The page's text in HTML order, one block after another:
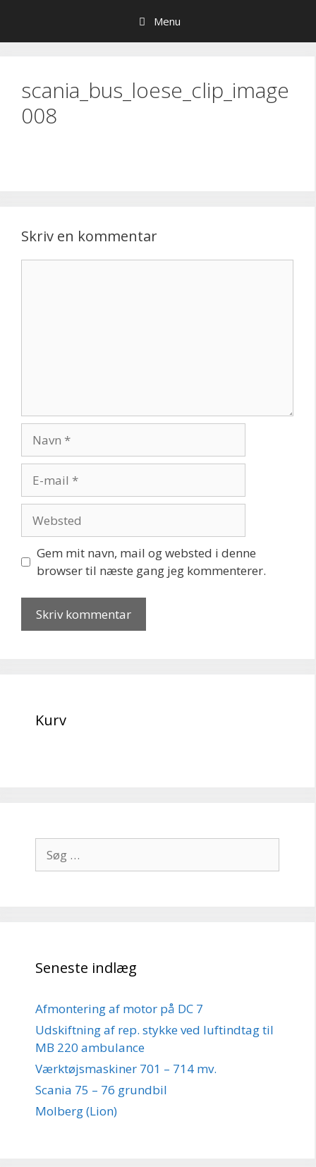
indhold
Menu
scania_bus_loese_clip_image
008
Skriv en kommentar
mail
Gem mit navn, mail og websted i denne
browser til næste gang jeg kommenterer.
Kurv
efter:
Seneste indlæg
Afmontering af motor på DC 7
Udskiftning af rep. stykke ved luftindtag til
MB 220 ambulance
Værktøjsmaskiner 701 – 714 mv.
Scania 75 – 76 grundbil
Molberg (Lion)